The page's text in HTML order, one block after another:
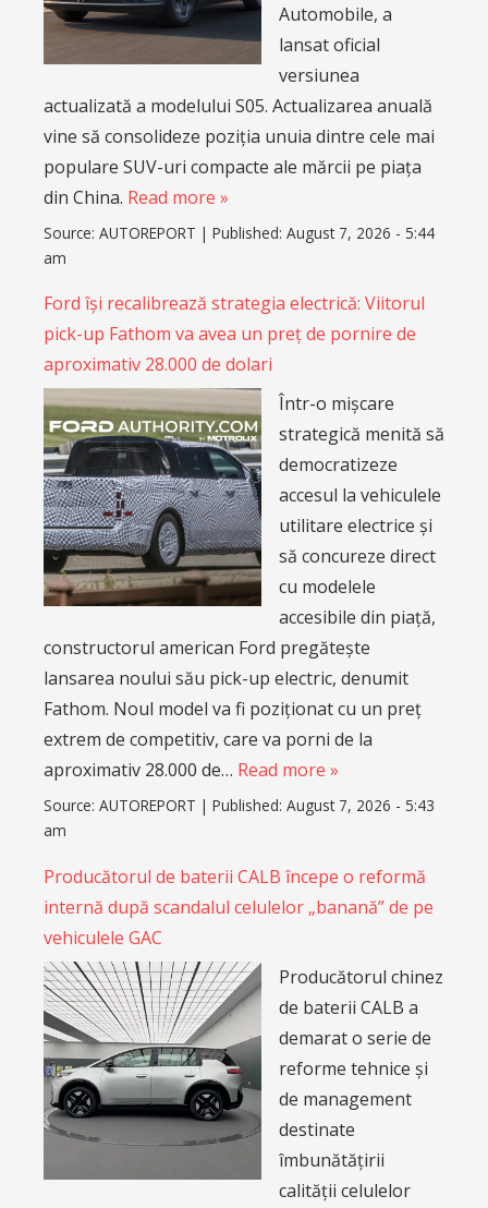
Automobile, a
lansat oficial
versiunea
actualizată a modelului S05. Actualizarea anuală
vine să consolideze poziția unuia dintre cele mai
populare SUV-uri compacte ale mărcii pe piața
din China. Read more »
Source: AUTOREPORT | Published: August 7, 2026 - 5:44
am
Ford își recalibrează strategia electrică: Viitorul
pick-up Fathom va avea un preț de pornire de
aproximativ 28.000 de dolari
Într-o mișcare
strategică menită să
democratizeze
accesul la vehiculele
utilitare electrice și
să concureze direct
cu modelele
accesibile din piață,
constructorul american Ford pregătește
lansarea noului său pick-up electric, denumit
Fathom. Noul model va fi poziționat cu un preț
extrem de competitiv, care va porni de la
aproximativ 28.000 de… Read more »
Source: AUTOREPORT | Published: August 7, 2026 - 5:43
am
Producătorul de baterii CALB începe o reformă
internă după scandalul celulelor „banană” de pe
vehiculele GAC
Producătorul chinez
de baterii CALB a
demarat o serie de
reforme tehnice și
de management
destinate
îmbunătățirii
calității celulelor